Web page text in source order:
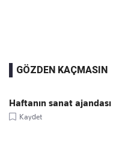
GÖZDEN KAÇMASIN
Haftanın sanat ajandası
Kaydet